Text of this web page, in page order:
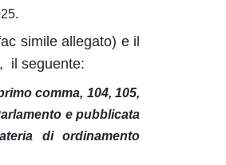
simile allegato) e il
il seguente:
comma, 104, 105,
e pubblicata
di ordinamento